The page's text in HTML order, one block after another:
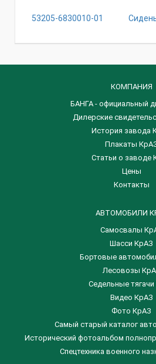
53205-6830010-01
КОМПАНИЯ
БАНГА - официальный
Дилерские
История завода
Плакаты
Статьи о заводе
Цены
Контакты
АВТОМОБИЛИ
Самосвалы
Шасси КрАЗ
Бортовые
Лесовозы
Седельные
Видео КрАЗ
Фото КрАЗ
Самый старый каталог
Исторический фотоальбом
Спецтехника военного